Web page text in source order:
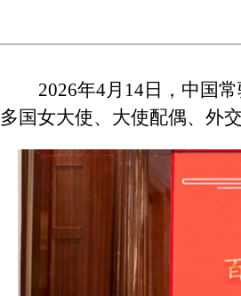
2026年4月14日，中国
多国女大使、大使配偶、外